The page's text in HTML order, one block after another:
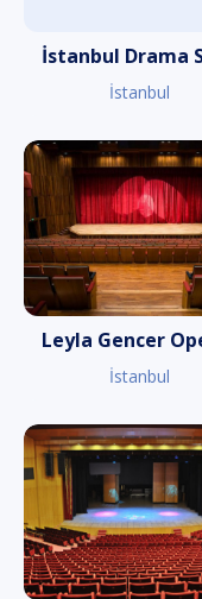
İstanbul
İstanbul